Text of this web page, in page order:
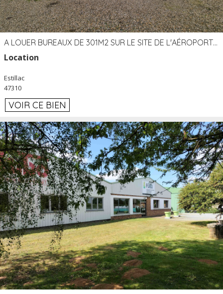
A LOUER BUREAUX DE 301M2 SUR LE SITE DE L'AÉROPORT AGEN LA GARENNE
Location
Estillac
47310
VOIR CE BIEN